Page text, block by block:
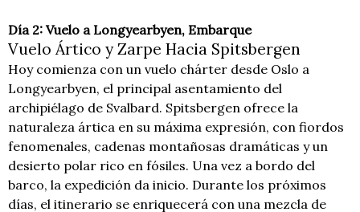
Día 2: Vuelo a Longyearbyen, Embarque
Vuelo Ártico y Zarpe Hacia Spitsbergen
Hoy comienza con un vuelo chárter desde Oslo a
Longyearbyen, el principal asentamiento del
archipiélago de Svalbard. Spitsbergen ofrece la
naturaleza ártica en su máxima expresión, con fiordos
fenomenales, cadenas montañosas dramáticas y un
desierto polar rico en fósiles. Una vez a bordo del
barco, la expedición da inicio. Durante los próximos
días, el itinerario se enriquecerá con una mezcla de